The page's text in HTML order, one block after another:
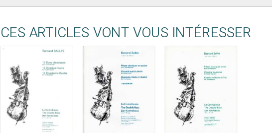
CES ARTICLES VONT VOUS INTÉRESSER